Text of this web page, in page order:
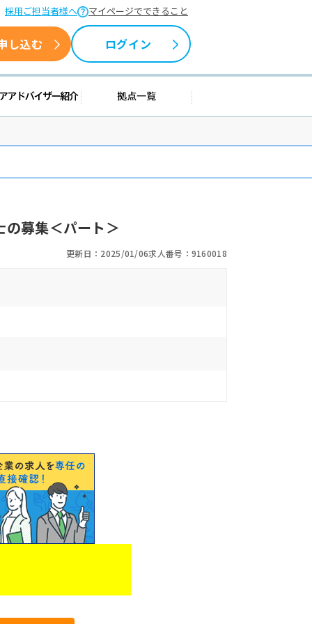
採用ご担当者様へ マイページでできること
し込む ログイン
情報 キャリアアドバイザー紹介拠点一覧
募集＜パート＞
更新日：2025/01/06求人番号：9160018